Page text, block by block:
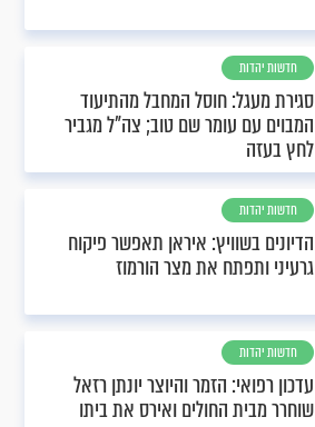
חדשות יהדות
סגירת מעגל: חוסל המחבל מהתיעוד
המבוים עם עומר שם טוב; צה"ל מגביר
לחץ בעזה
חדשות יהדות
הדיונים בשוויץ: איראן תאפשר פיקוח
גרעיני ותפתח את מצר הורמוז
חדשות יהדות
עדכון רפואי: הזמר והיוצר יונתן רזאל
שוחרר מבית החולים ואירס את ביתו